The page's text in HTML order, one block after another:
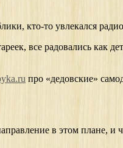
кто-то увлекался
все радовались как
про «дедовские»
в этом плане, и